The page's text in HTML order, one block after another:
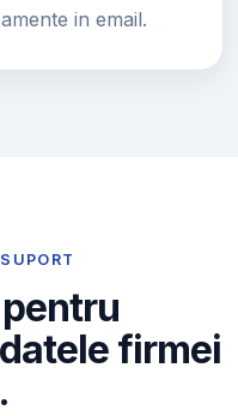
in email.
firmei